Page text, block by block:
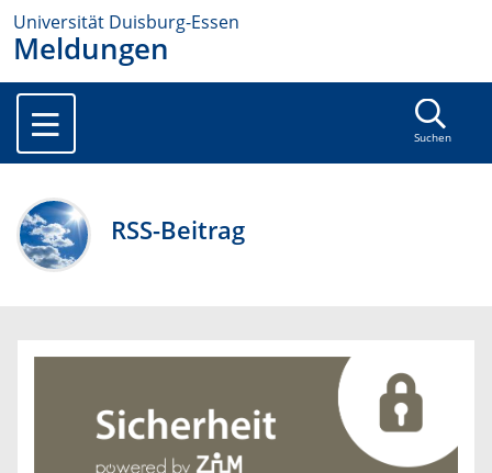
Universität Duisburg-Essen
Meldungen
Suchen
RSS-Beitrag